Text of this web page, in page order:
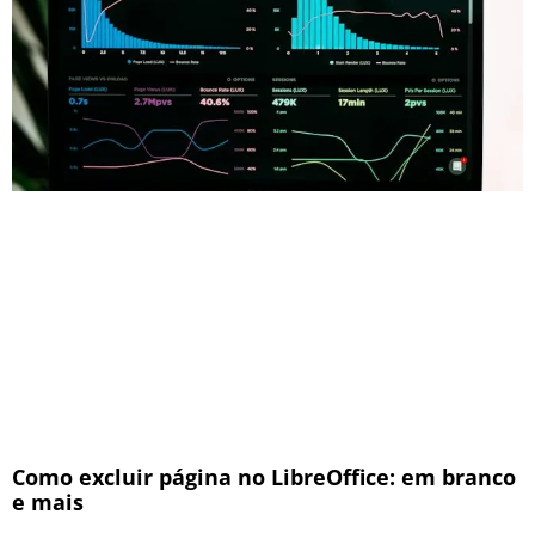
Como excluir página no LibreOffice: em branco
e mais